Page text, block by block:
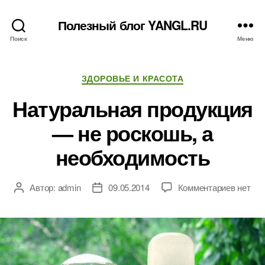
Поиск
Полезный блог YANGL.RU
Меню
Рубрики
ЗДОРОВЬЕ И КРАСОТА
Натуральная продукция
— не роскошь, а
необходимость
АвторАвтор: admin
Дата09.05.2014 Комментариевк
—
не
нет